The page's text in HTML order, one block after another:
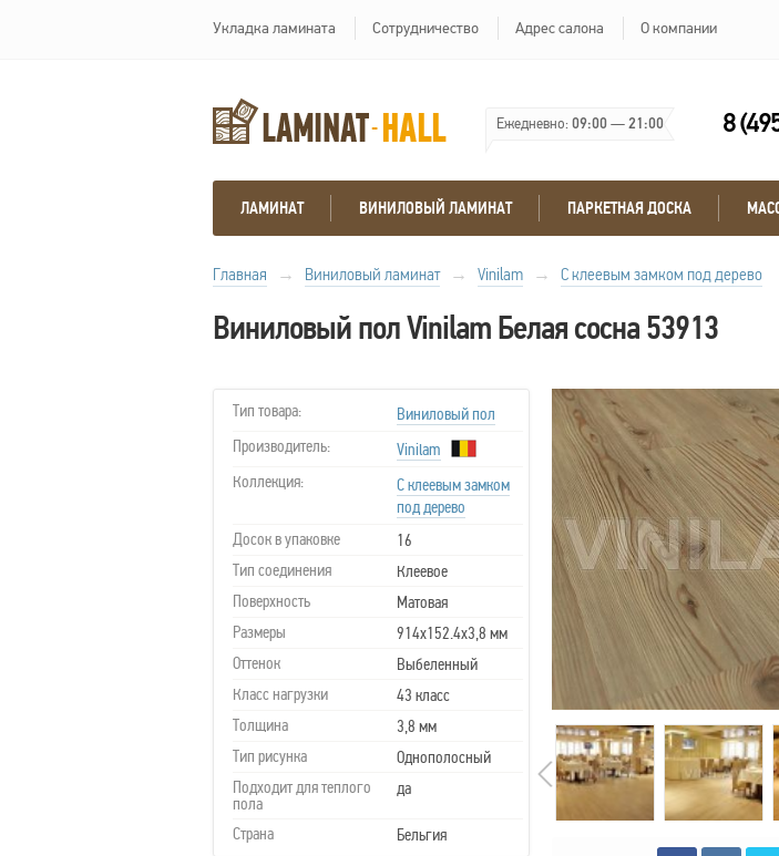
Укладка ламината Сотрудничество Адрес салона О компании
Ежедневно:09:00—21:00 8
ЛАМИНАТ ВИНИЛОВЫЙ ЛАМИНАТ ПАРКЕТНАЯ ДОСКА
Главная → Виниловый ламинат → Vinilam → С клеевым замком под дерево
Виниловый пол Vinilam Белая сосна 53913
Тип товара:
Виниловый пол
Производитель:
Vinilam
Коллекция:
С клеевым замком
под дерево
Досок в упаковке
16
Тип соединения
Клеевое
Поверхность
Матовая
Размеры
914х152.4х3,8 мм
Оттенок
Выбеленный
Класс нагрузки
43 класс
Толщина
3,8 мм
Тип рисунка
Однополосный
Подходит для теплого
пола
да
Страна
Бельгия